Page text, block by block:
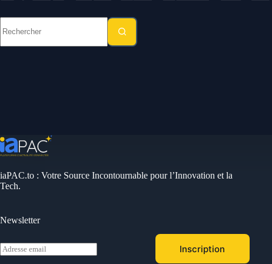
résultat
iaPAC.to : Votre Source Incontournable pour l’Innovation et la
Tech.
Newsletter
E
m
Inscription